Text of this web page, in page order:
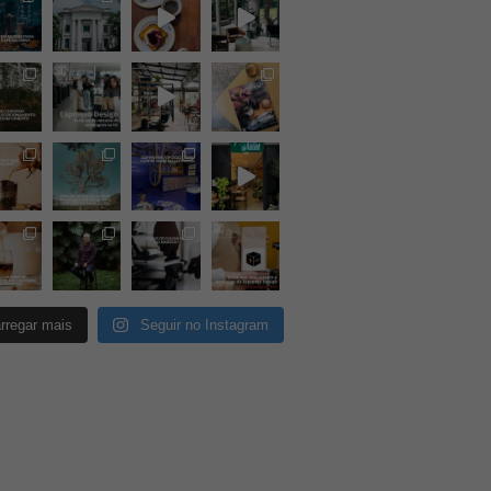
mais Seguir no Instagram